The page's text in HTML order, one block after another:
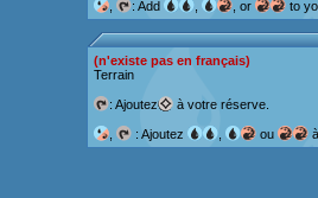
: Add , or to
(n'existe pas en français)
Terrain
: Ajoutez à votre réserve.
: Ajoutez ou